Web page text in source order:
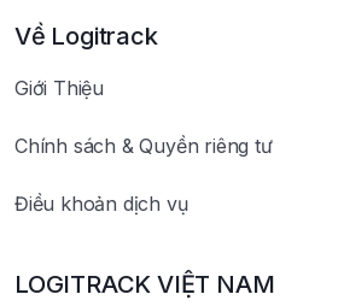
Về Logitrack
Giới Thiệu
Chính sách & Quyền riêng tư
Điều khoản dịch vụ
LOGITRACK VIỆT NAM